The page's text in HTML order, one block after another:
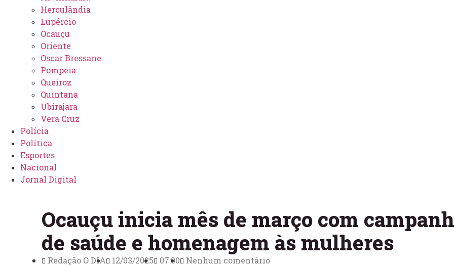
Herculândia
Lupércio
Ocauçu
Oriente
Oscar Bressane
Pompeia
Queiroz
Quintana
Ubirajara
Vera Cruz
Polícia
Política
Esportes
Nacional
Jornal Digital
Ocauçu inicia mês de março com
de saúde e homenagem às mulheres
Redação O DIA 12/03/2025 07:00 Nenhum comentário